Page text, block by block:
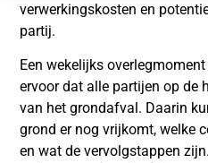
verwerkingskosten en
partij.
Een wekelijks
ervoor dat alle partijen op de
van het grondafval. Daarin
grond er nog vrijkomt, welke
en wat de vervolgstappen